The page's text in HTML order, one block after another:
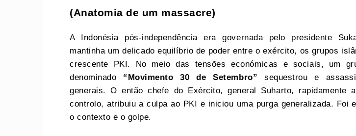
(Anatomia de um massacre)
A Indonésia pós-independência era governada pelo presidente
mantinha um delicado equilíbrio de poder entre o exército, os grupos
crescente PKI. No meio das tensões económicas e sociais, um
denominado “Movimento 30 de Setembro” sequestrou e
generais. O então chefe do Exército, general Suharto, rapidamente
controlo, atribuiu a culpa ao PKI e iniciou uma purga generalizada. Foi
o contexto e o golpe.